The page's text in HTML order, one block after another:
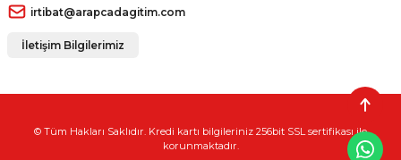
irtibat@arapcadagitim.com
İletişim Bilgilerimiz
© Tüm Hakları Saklıdır. Kredi kartı bilgileriniz 256bit SSL sertifikası ile
korunmaktadır.